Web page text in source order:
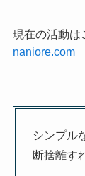
現在の活動
naniore.com
シンプル
断捨離す